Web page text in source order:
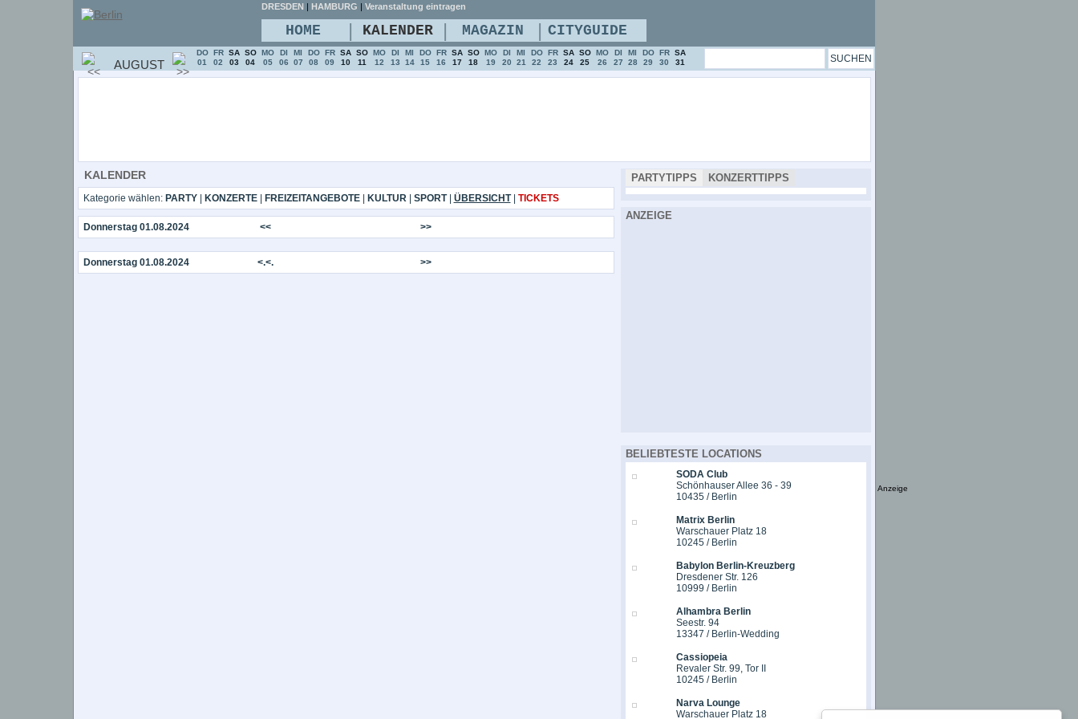
KALENDER
Kategorie wählen: PARTY| KONZERTE| FREIZEITANGEBOTE| KULTUR| SPORT| ÜBERSICHT| TICKETS
Donnerstag 01.08.2024 << >>
Donnerstag 01.08.2024 <.<. >>
PARTYTIPPS KONZERTTIPPS
ANZEIGE
BELIEBTESTE LOCATIONS
SODA Club
Schönhauser Allee 36 - 39
10435 / Berlin
Matrix Berlin
Warschauer Platz 18
10245 / Berlin
Babylon Berlin-Kreuzberg
Dresdener Str. 126
10999 / Berlin
Alhambra Berlin
Seestr. 94
13347 / Berlin-Wedding
Cassiopeia
Revaler Str. 99, Tor II
10245 / Berlin
Narva Lounge
Warschauer Platz 18
DRESDEN | HAMBURG | Veranstaltung eintragen
HOME | KALENDER | MAGAZIN | CITYGUIDE
AUGUST
DO
01
FR
02
SA
03
SO
04
MO
05
DI
06
MI
07
DO
08
FR
09
SA
10
SO
11
MO
12
DI
13
MI
14
DO
15
FR
16
SA
17
SO
18
MO
19
DI
20
MI
21
DO
22
FR
23
SA
24
SO
25
MO
26
DI
27
MI
28
DO
29
FR
30
SA
31
Anzeige